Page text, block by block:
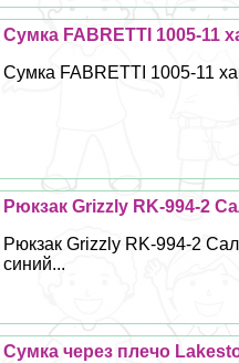
Сумка FABRETTI 1005-11
Сумка FABRETTI 1005-11
Рюкзак Grizzly RK-994-2
Рюкзак Grizzly RK-994-2
синий...
Сумка через плечо